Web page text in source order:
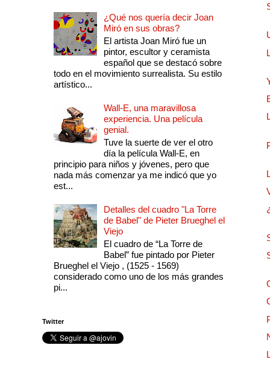
¿Qué nos quería decir Joan
Miró en sus obras?
El artista Joan Miró fue un
pintor, escultor y ceramista
español que se destacó sobre
todo en el movimiento surrealista. Su estilo
artístico...
Wall-E, una maravillosa
experiencia. Una película
genial.
Tuve la suerte de ver el otro
día la película Wall-E, en
principio para niños y jóvenes, pero que
nada más comenzar ya me indicó que yo
est...
Detalles del cuadro "La Torre
de Babel" de Pieter Brueghel el
Viejo
El cuadro de “La Torre de
Babel” fue pintado por Pieter
Brueghel el Viejo , (1525 - 1569)
considerado como uno de los más grandes
pi...
Twitter